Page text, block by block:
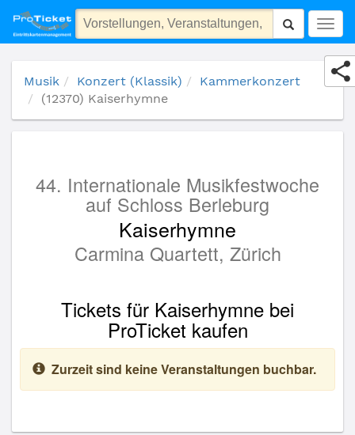
(12370) Kaiserhymne
Musik Konzert (Klassik)
Kammerkonzert
(12370) Kaiserhymne
44. Internationale Musikfestwoche
auf Schloss Berleburg
Kaiserhymne
Carmina Quartett, Zürich
Tickets für Kaiserhymne bei
ProTicket kaufen
Zurzeit sind keine Veranstaltungen buchbar.